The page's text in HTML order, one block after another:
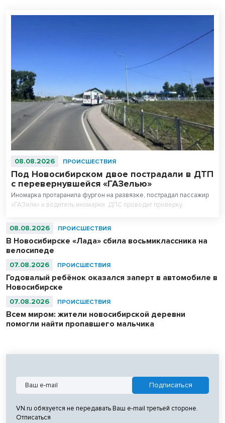
08.08.2026 ПРОИСШЕСТВИЯ
Под Новосибирском двое пострадали в ДТП
с перевернувшейся «ГАЗелью»
Иномарка протаранила фургон на развязке, пострадал пассажир
«ГАЗели» и водитель иномарки. ДПС проводит проверку.
08.08.2026 ПРОИСШЕСТВИЯ
В Новосибирске «Лада» сбила восьмиклассника на
велосипеде
07.08.2026 ПРОИСШЕСТВИЯ
Годовалый ребёнок оказался заперт в автомобиле в
Новосибирске
07.08.2026 ПРОИСШЕСТВИЯ
Всем миром: жители новосибирской деревни
помогли найти пропавшего мальчика
VN.ru обязуется не передавать Ваш e-mail третьей стороне.
Отписаться